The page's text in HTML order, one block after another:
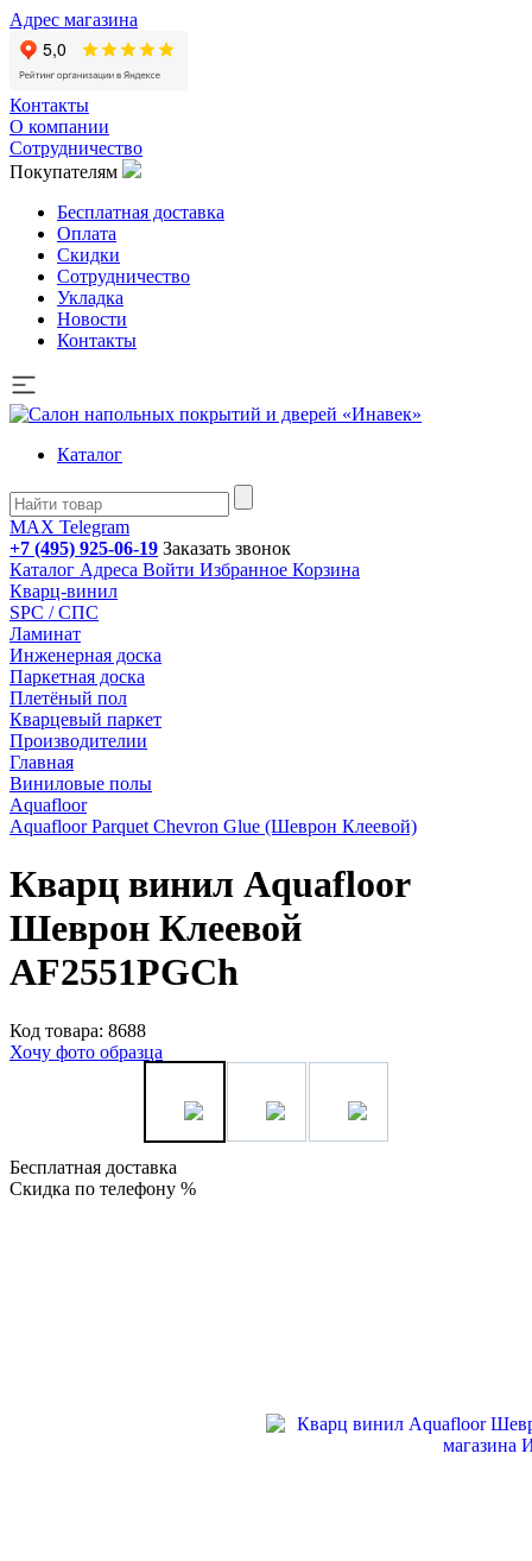
Адрес магазина
Контакты
О компании
Сотрудничество
Покупателям
Бесплатная доставка
Оплата
Скидки
Сотрудничество
Укладка
Новости
Контакты
Каталог
MAX Telegram
+7 (495) 925-06-19 Заказать звонок
Каталог Адреса Войти Избранное Корзина
Кварц-винил
SPC / СПС
Ламинат
Инженерная доска
Паркетная доска
Плетёный пол
Кварцевый паркет
Производителии
Главная
Виниловые полы
Aquafloor
Aquafloor Parquet Chevron Glue (Шеврон Клеевой)
Кварц винил Aquafloor
Шеврон Клеевой
AF2551PGCh
Код товара: 8688
Хочу фото образца
Бесплатная доставка
Скидка по телефону %